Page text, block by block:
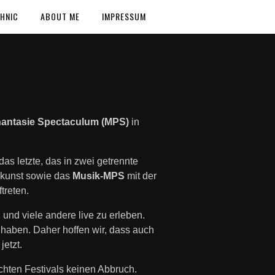
ABOUT ME IMPRESSUM
Spectaculum (MPS) in
letzte, das in zwei getrennte
sowie das Musik‑MPS mit der
und viele andere live zu erleben.
Daher hoffen wir, dass auch
Festivals keinen Abbruch.